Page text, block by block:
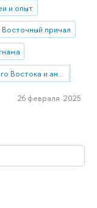
и опыт
Восточный причал
Институт классического Востока и античности
26 февраля 2025